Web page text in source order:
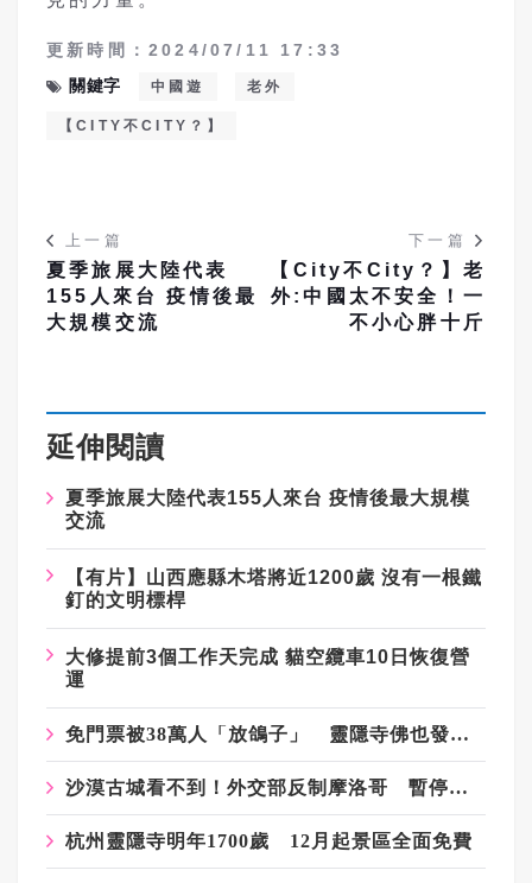
更新時間：2024/07/11 17:33
關鍵字
中國遊 老外
【CITY不CITY？】
上一篇
夏季旅展大陸代表
155人來台 疫情後最
大規模交流
下一篇
【City不City？】老
外:中國太不安全！一
不小心胖十斤
延伸閱讀
夏季旅展大陸代表155人來台 疫情後最大規模
交流
【有片】山西應縣木塔將近1200歲 沒有一根鐵
釘的文明標桿
大修提前3個工作天完成 貓空纜車10日恢復營
運
免門票被38萬人「放鴿子」 靈隱寺佛也發火 改規則
沙漠古城看不到！外交部反制摩洛哥 暫停受理摩國人士來台簽證
杭州靈隱寺明年1700歲 12月起景區全面免費